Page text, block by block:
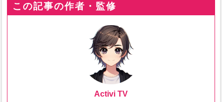
この記事の作者・監修
Activi TV